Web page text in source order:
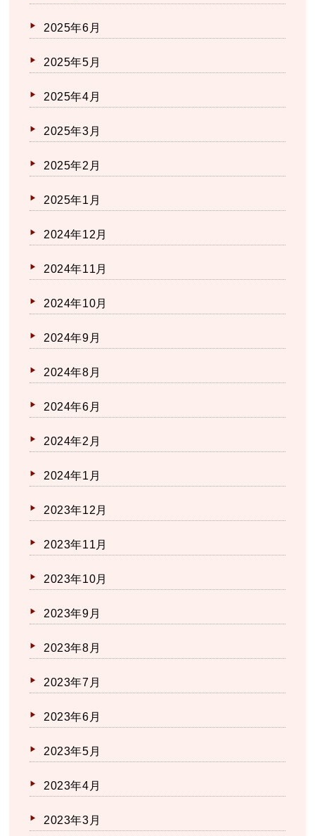
2025年6月
2025年5月
2025年4月
2025年3月
2025年2月
2025年1月
2024年12月
2024年11月
2024年10月
2024年9月
2024年8月
2024年6月
2024年2月
2024年1月
2023年12月
2023年11月
2023年10月
2023年9月
2023年8月
2023年7月
2023年6月
2023年5月
2023年4月
2023年3月